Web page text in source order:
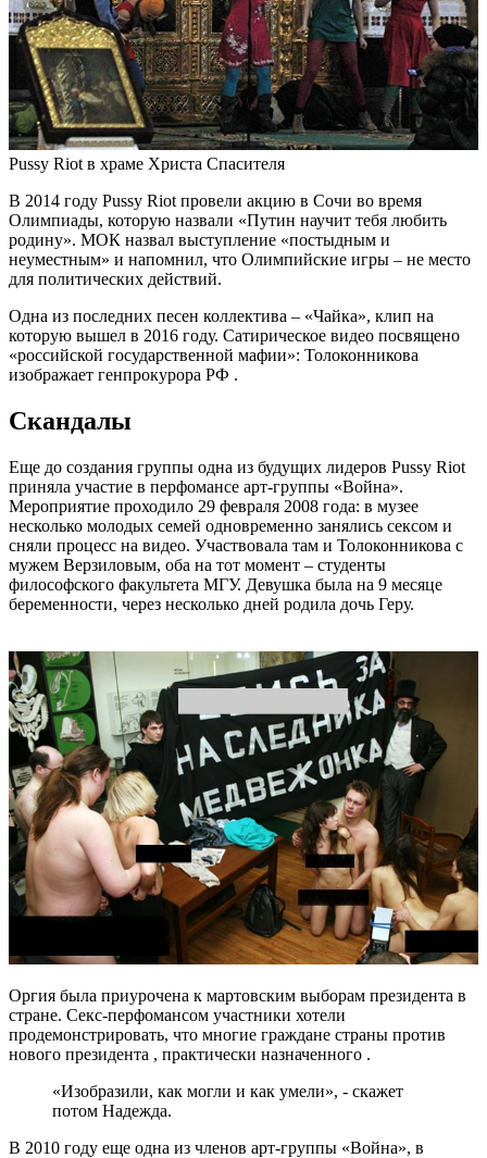
Pussy Riot в храме Христа Спасителя
В 2014 году Pussy Riot провели акцию в Сочи во время
Олимпиады, которую назвали «Путин научит тебя любить
родину». МОК назвал выступление «постыдным и
неуместным» и напомнил, что Олимпийские игры – не место
для политических действий.
Одна из последних песен коллектива – «Чайка», клип на
которую вышел в 2016 году. Сатирическое видео посвящено
«российской государственной мафии»: Толоконникова
изображает генпрокурора РФ .
Скандалы
Еще до создания группы одна из будущих лидеров Pussy Riot
приняла участие в перфомансе арт-группы «Война».
Мероприятие проходило 29 февраля 2008 года: в музее
несколько молодых семей одновременно занялись сексом и
сняли процесс на видео. Участвовала там и Толоконникова с
мужем Верзиловым, оба на тот момент – студенты
философского факультета МГУ. Девушка была на 9 месяце
беременности, через несколько дней родила дочь Геру.
Оргия была приурочена к мартовским выборам президента в
стране. Секс-перфомансом участники хотели
продемонстрировать, что многие граждане страны против
нового президента , практически назначенного .
«Изобразили, как могли и как умели», - скажет
потом Надежда.
В 2010 году еще одна из членов арт-группы «Война», в